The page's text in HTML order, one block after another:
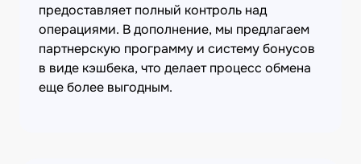
предоставляет полный контроль над
операциями. В дополнение, мы предлагаем
партнерскую программу и систему бонусов
в виде кэшбека, что делает процесс обмена
еще более выгодным.